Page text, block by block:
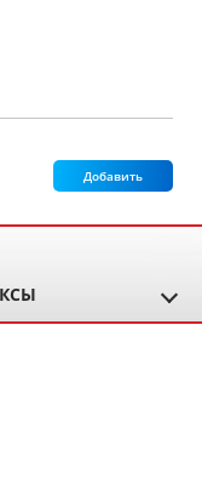
Добавить